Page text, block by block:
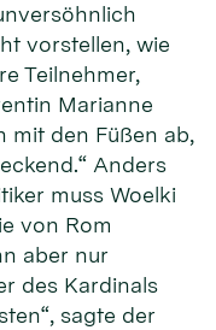
vorstellen, wie
Teilnehmer,
Marianne
mit den Füßen ab,
Anders
muss Woelki
von Rom
aber nur
des Kardinals
sagte der